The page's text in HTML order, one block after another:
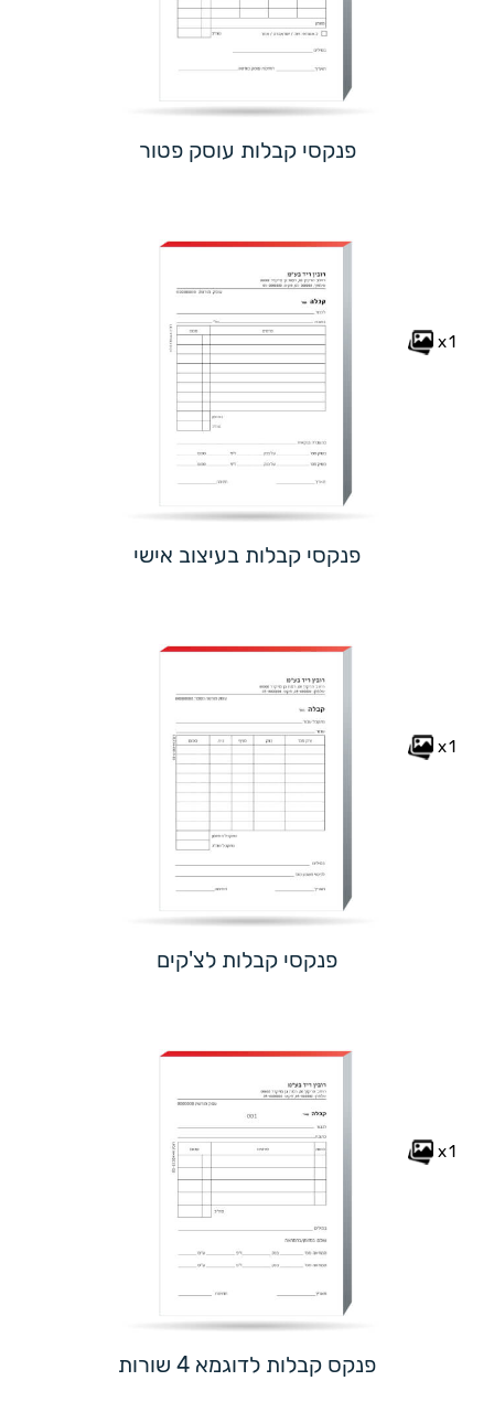
פנקסי קבלות עוסק פטור
x1
פנקסי קבלות בעיצוב אישי
x1
פנקסי קבלות לצ'קים
x1
פנקס קבלות לדוגמא 4 שורות